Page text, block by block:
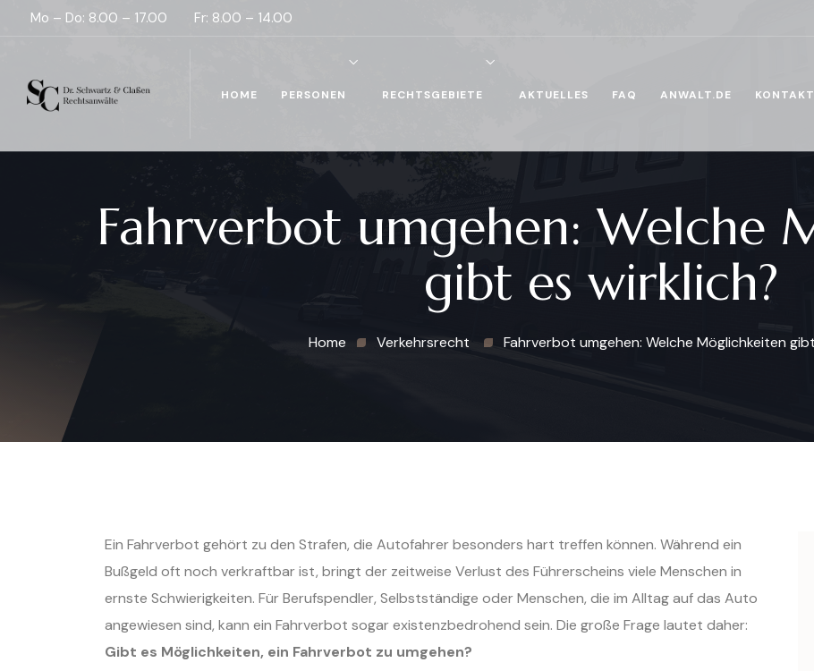
Mo – Do: 8.00 – 17.00 Fr: 8.00 – 14.00
HOME PERSONEN RECHTSGEBIETE AKTUELLES FAQ ANWALT.DE KONTAKT
Fahrverbot umgehen: Welche
gibt es wirklich?
Home Verkehrsrecht Fahrverbot umgehen: Welche Möglichkeiten
Ein Fahrverbot gehört zu den Strafen, die Autofahrer besonders hart treffen können. Während ein
Bußgeld oft noch verkraftbar ist, bringt der zeitweise Verlust des Führerscheins viele Menschen in
ernste Schwierigkeiten. Für Berufspendler, Selbstständige oder Menschen, die im Alltag auf das Auto
angewiesen sind, kann ein Fahrverbot sogar existenzbedrohend sein. Die große Frage lautet daher:
Gibt es Möglichkeiten, ein Fahrverbot zu umgehen?